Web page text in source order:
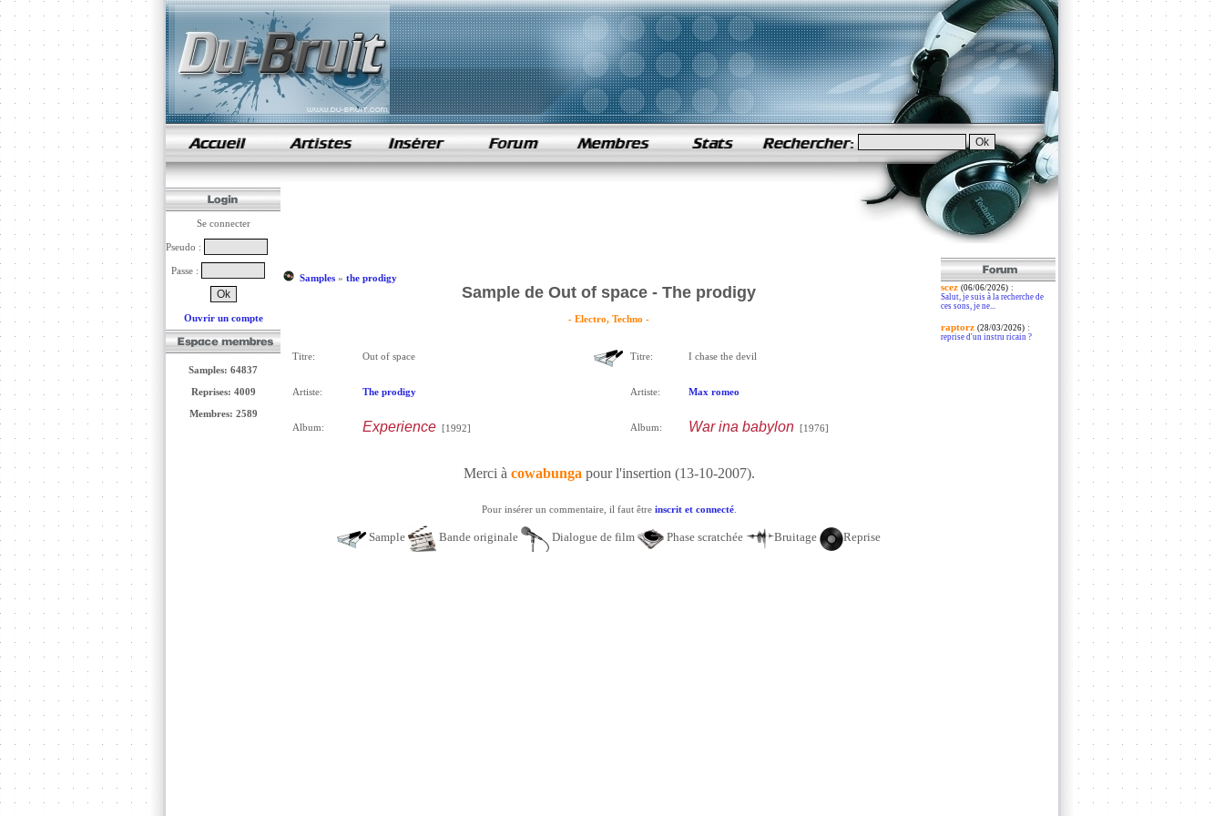
samples de rap
Se connecter
Pseudo :
Passe :
Ouvrir un compte
Samples: 64837
Reprises: 4009
Membres: 2589
Samples» the prodigy
Sample de Out of space - The prodigy
- Electro, Techno -
Titre: Out of space
Artiste: The prodigy
Album: Experience[1992]
Titre: I chase the devil
Artiste: Max romeo
Album: War ina babylon[1976]
Merci à cowabunga pour l'insertion (13-10-2007).
Pour insérer un commentaire, il faut être inscrit et connecté.
Sample Bande originale Dialogue de film Phase scratchée Bruitage Reprise
scez (06/06/2026):
Salut, je suis à la recherche de
ces sons, je ne...
raptorz (28/03/2026):
reprise d'un instru ricain ?